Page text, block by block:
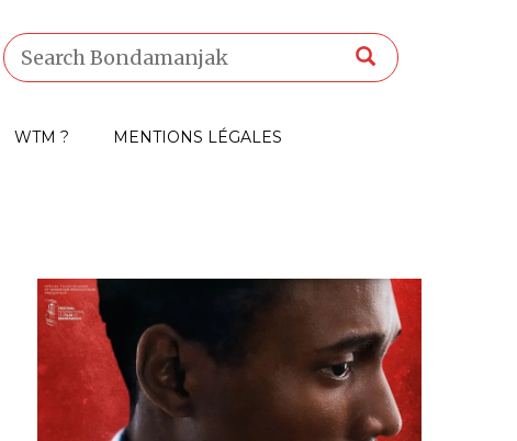
WTM ? MENTIONS LÉGALES